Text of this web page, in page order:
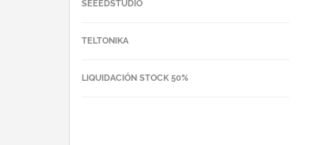
SEEEDSTUDIO
TELTONIKA
LIQUIDACIÓN STOCK 50%